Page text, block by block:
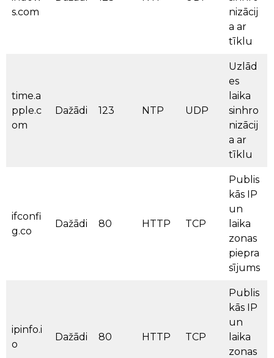
s.com
nizācij
a ar
tīklu
time.a
pple.c
om
Dažādi 123 NTP UDP
Uzlād
es
laika
sinhro
nizācij
a ar
tīklu
ifconfi
g.co
Dažādi 80 HTTP TCP
Publis
kās IP
un
laika
zonas
piepra
sījums
ipinfo.i
o
Dažādi 80 HTTP TCP
Publis
kās IP
un
laika
zonas